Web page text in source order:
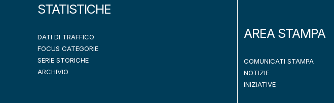
STATISTICHE
DATI DI TRAFFICO
FOCUS CATEGORIE
SERIE STORICHE
ARCHIVIO
AREA STAMPA
COMUNICATI STAMPA
NOTIZIE
INIZIATIVE